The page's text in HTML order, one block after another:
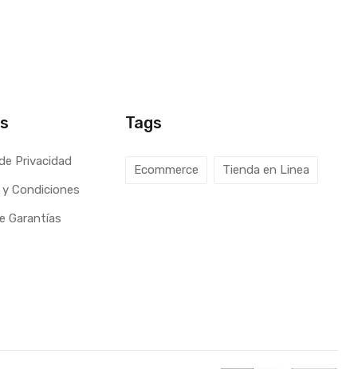
Privacidad
Condiciones
Garantías
Tags
Ecommerce Tienda en Linea